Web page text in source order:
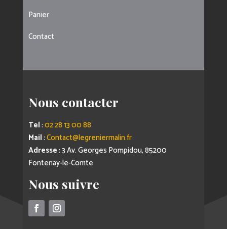
Panier
Contact
Nous contacter
Tel:02 28 13 00 88
Mail:Contact@legreniermalin.fr
Adresse: 3 Av. Georges Pompidou, 85200
Fontenay-le-Comte
Nous suivre